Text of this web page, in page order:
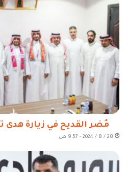
مُضر القديح في زيارة هدى
28 / 8 / 2024 - 9:57 ص